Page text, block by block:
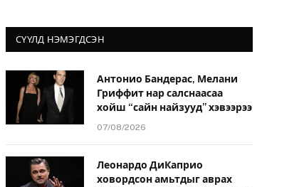
СҮҮЛД НЭМЭГДСЭН
Антонио Бандерас, Мелани
Гриффит нар салснаасаа
хойш “сайн найзууд” хэвээрээ
07/08/2026
Леонардо ДиКаприо
ховордсон амьтдыг аврах